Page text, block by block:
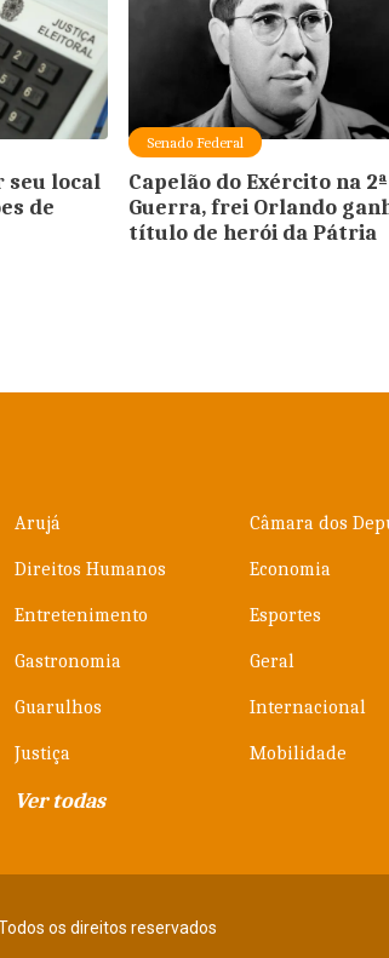
seu local
de
Senado Federal
Capelão do Exército na 2ª
Guerra, frei Orlando
título de herói da Pátria
Arujá Câmara dos
Direitos Humanos Economia
Entretenimento Esportes
Gastronomia Geral
Guarulhos Internacional
Justiça Mobilidade
Ver todas
os direitos reservados